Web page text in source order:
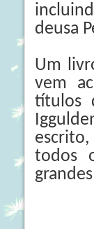
deusa
Um
vem
títulos
todos